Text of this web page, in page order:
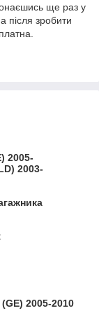
ще раз у
після зробити
2005-
2003-
2005-2010